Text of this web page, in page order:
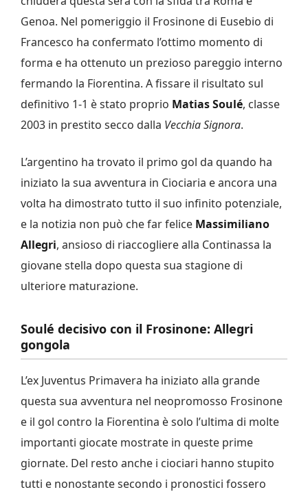
Genoa. Nel pomeriggio il Frosinone di Eusebio di
Francesco ha confermato l’ottimo momento di
forma e ha ottenuto un prezioso pareggio interno
fermando la Fiorentina. A fissare il risultato sul
definitivo 1-1 è stato proprio Matias Soulé, classe
2003 in prestito secco dalla Vecchia Signora.
L’argentino ha trovato il primo gol da quando ha
iniziato la sua avventura in Ciociaria e ancora una
volta ha dimostrato tutto il suo infinito potenziale,
e la notizia non può che far felice Massimiliano
Allegri, ansioso di riaccogliere alla Continassa la
giovane stella dopo questa sua stagione di
ulteriore maturazione.
Soulé decisivo con il Frosinone: Allegri
gongola
L’ex Juventus Primavera ha iniziato alla grande
questa sua avventura nel neopromosso Frosinone
e il gol contro la Fiorentina è solo l’ultima di molte
importanti giocate mostrate in queste prime
giornate. Del resto anche i ciociari hanno stupito
tutti e nonostante secondo i pronostici fossero